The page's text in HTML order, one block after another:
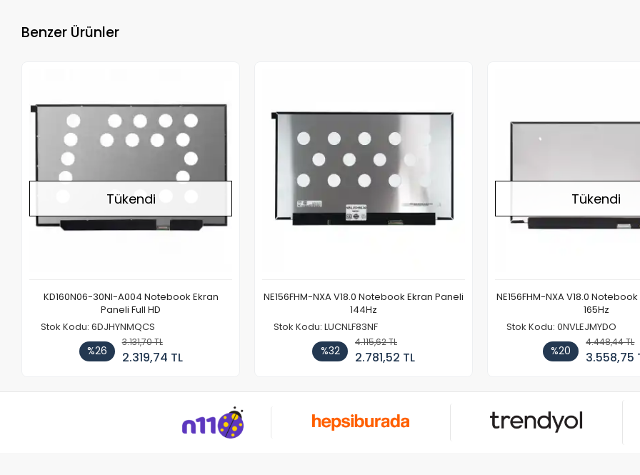
Benzer Ürünler
Tükendi
KD160N06-30NI-A004 Notebook Ekran
Paneli Full HD
Stok Kodu: 6DJHYNMQCS
%26
3.131,70 TL
2.319,74 TL
NE156FHM-NXA V18.0 Notebook Ekran Paneli
144Hz
Stok Kodu: LUCNLF83NF
%32
4.115,62 TL
2.781,52 TL
Tükendi
NE156FHM-NXA V18.0
165Hz
Stok Kodu: 0NVLEJMYDO
%20
4.448,44 TL
3.558,75